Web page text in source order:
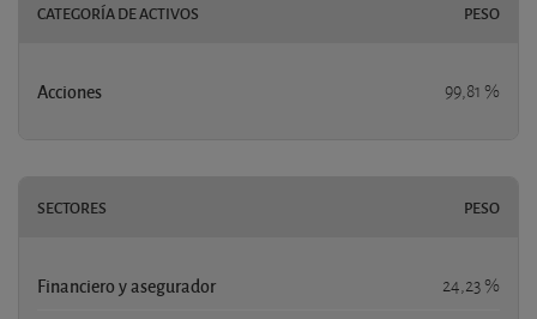
CATEGORÍA DE ACTIVOS PESO
Acciones 99,81 %
SECTORES PESO
Financiero y asegurador 24,23 %